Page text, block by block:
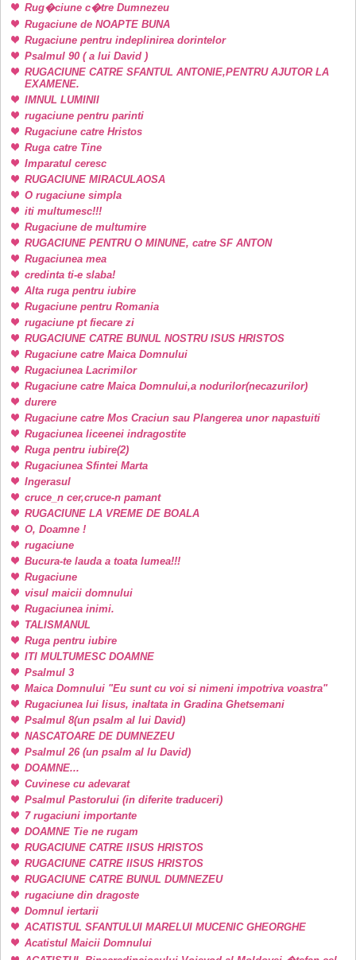
Rug�ciune c�tre Dumnezeu
Rugaciune de NOAPTE BUNA
Rugaciune pentru indeplinirea dorintelor
Psalmul 90 ( a lui David )
RUGACIUNE CATRE SFANTUL ANTONIE,PENTRU AJUTOR LA
EXAMENE.
IMNUL LUMINII
rugaciune pentru parinti
Rugaciune catre Hristos
Ruga catre Tine
Imparatul ceresc
RUGACIUNE MIRACULAOSA
O rugaciune simpla
iti multumesc!!!
Rugaciune de multumire
RUGACIUNE PENTRU O MINUNE, catre SF ANTON
Rugaciunea mea
credinta ti-e slaba!
Alta ruga pentru iubire
Rugaciune pentru Romania
rugaciune pt fiecare zi
RUGACIUNE CATRE BUNUL NOSTRU ISUS HRISTOS
Rugaciune catre Maica Domnului
Rugaciunea Lacrimilor
Rugaciune catre Maica Domnului,a nodurilor(necazurilor)
durere
Rugaciune catre Mos Craciun sau Plangerea unor napastuiti
Rugaciunea liceenei indragostite
Ruga pentru iubire(2)
Rugaciunea Sfintei Marta
Ingerasul
cruce_n cer,cruce-n pamant
RUGACIUNE LA VREME DE BOALA
O, Doamne !
rugaciune
Bucura-te lauda a toata lumea!!!
Rugaciune
visul maicii domnului
Rugaciunea inimi.
TALISMANUL
Ruga pentru iubire
ITI MULTUMESC DOAMNE
Psalmul 3
Maica Domnului "Eu sunt cu voi si nimeni impotriva voastra"
Rugaciunea lui Iisus, inaltata in Gradina Ghetsemani
Psalmul 8(un psalm al lui David)
NASCATOARE DE DUMNEZEU
Psalmul 26 (un psalm al lu David)
DOAMNE...
Cuvinese cu adevarat
Psalmul Pastorului (in diferite traduceri)
7 rugaciuni importante
DOAMNE Tie ne rugam
RUGACIUNE CATRE IISUS HRISTOS
RUGACIUNE CATRE IISUS HRISTOS
RUGACIUNE CATRE BUNUL DUMNEZEU
rugaciune din dragoste
Domnul iertarii
ACATISTUL SFANTULUI MARELUI MUCENIC GHEORGHE
Acatistul Maicii Domnului